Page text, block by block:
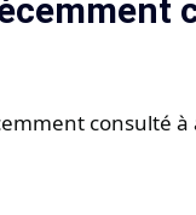
consulté à